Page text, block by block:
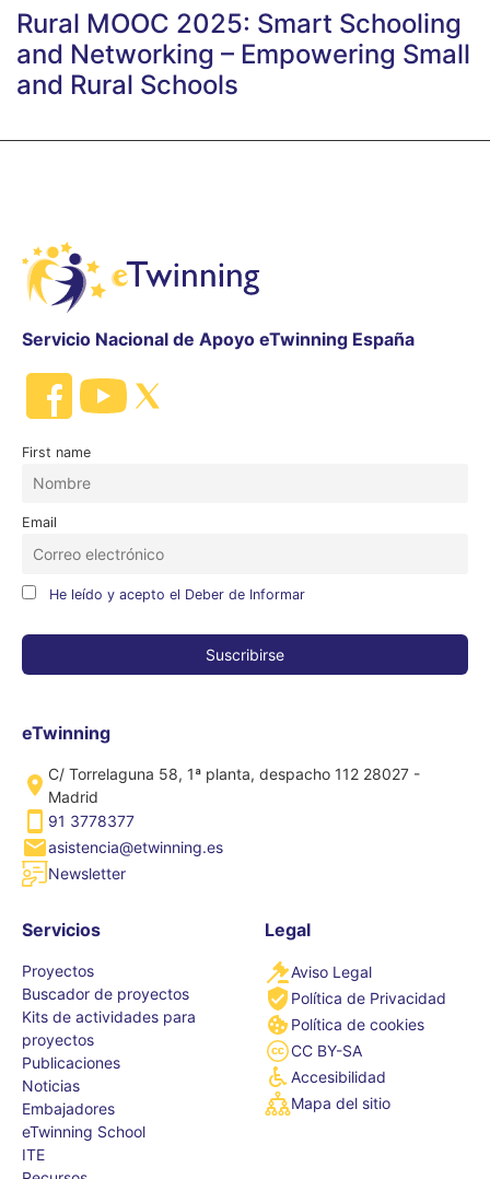
Rural MOOC 2025: Smart Schooling
and Networking – Empowering Small
and Rural Schools
Servicio Nacional de Apoyo eTwinning España
First name
Email
He leído y acepto el Deber de Informar
eTwinning
C/ Torrelaguna 58, 1ª planta, despacho 112 28027 -
Madrid
91 3778377
asistencia@etwinning.es
Newsletter
Servicios
Proyectos
Buscador de proyectos
Kits de actividades para
proyectos
Publicaciones
Noticias
Embajadores
eTwinning School
ITE
Legal
Aviso Legal
Política de Privacidad
Política de cookies
CC BY-SA
Accesibilidad
Mapa del sitio